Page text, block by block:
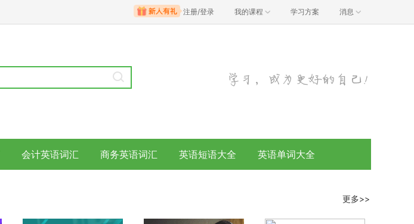
注册/登录 我的课程 学习方案 消息
会计英语词汇 商务英语词汇 英语短语大全 英语单词大全
更多>>